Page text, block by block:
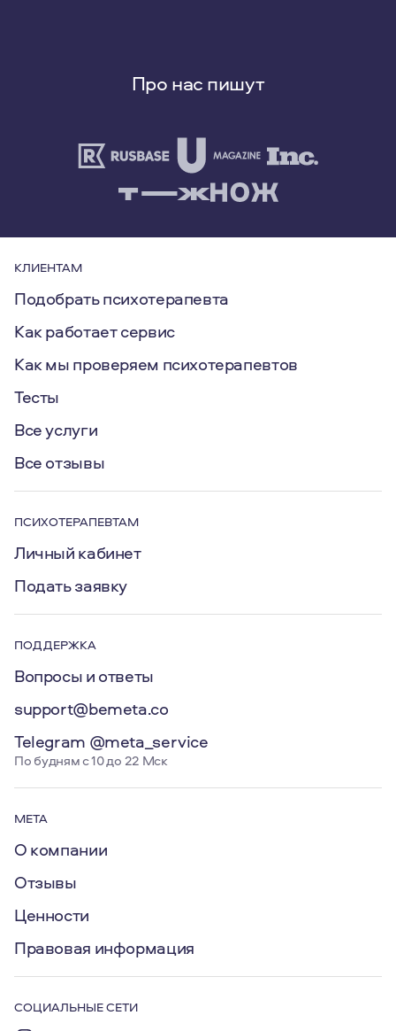
Про нас пишут
КЛИЕНТАМ
Подобрать психотерапевта
Как работает сервис
Как мы проверяем психотерапевтов
Тесты
Все услуги
Все отзывы
ПСИХОТЕРАПЕВТАМ
Личный кабинет
Подать заявку
ПОДДЕРЖКА
Вопросы и ответы
support@bemeta.co
Telegram @meta_service
По будням с 10 до 22 Мск
МЕТА
О компании
Отзывы
Ценности
Правовая информация
СОЦИАЛЬНЫЕ СЕТИ